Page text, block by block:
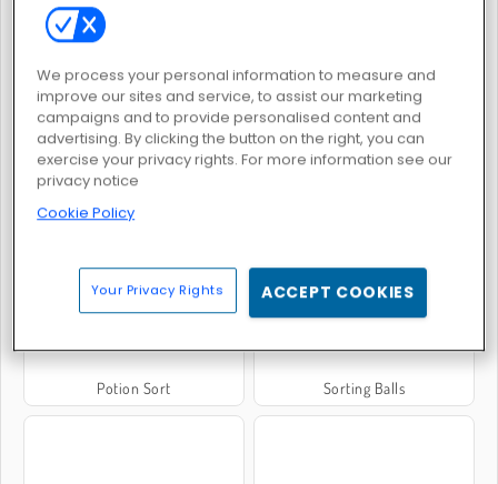
Thread Match
Park Me
Potion Sort Sorting Balls
We process your personal information to measure and
improve our sites and service, to assist our marketing
campaigns and to provide personalised content and
advertising. By clicking the button on the right, you can
exercise your privacy rights. For more information see our
privacy notice
Cookie Policy
Your Privacy Rights ACCEPT COOKIES